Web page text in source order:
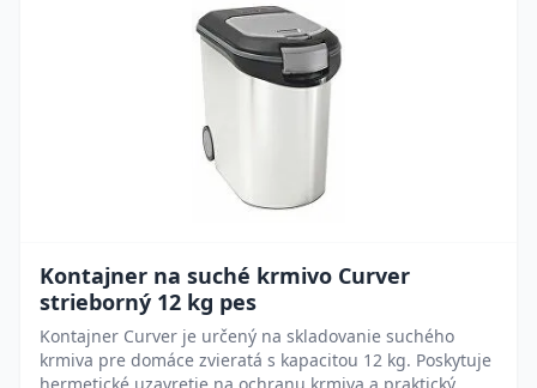
Kontajner na suché krmivo Curver
strieborný 12 kg pes
Kontajner Curver je určený na skladovanie suchého
krmiva pre domáce zvieratá s kapacitou 12 kg. Poskytuje